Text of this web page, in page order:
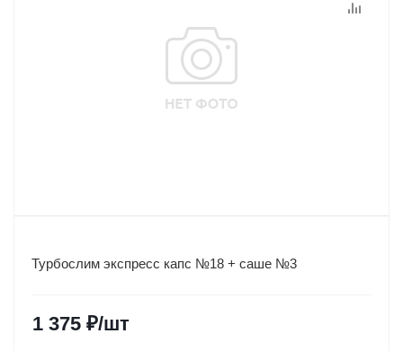
Турбослим экспресс капс №18 + саше №3
1 375 ₽/шт